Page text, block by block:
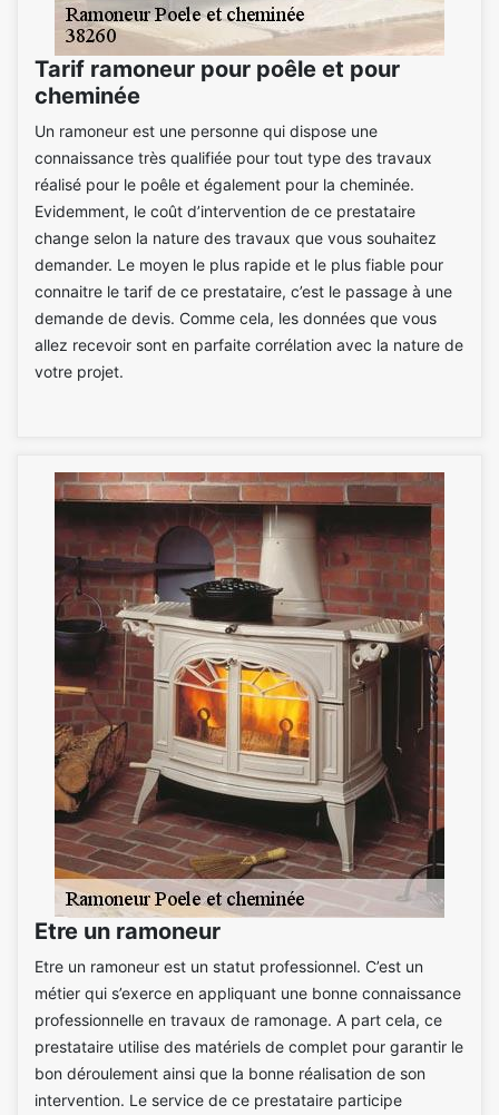
Tarif ramoneur pour poêle et pour
cheminée
Un ramoneur est une personne qui dispose une
connaissance très qualifiée pour tout type des travaux
réalisé pour le poêle et également pour la cheminée.
Evidemment, le coût d’intervention de ce prestataire
change selon la nature des travaux que vous souhaitez
demander. Le moyen le plus rapide et le plus fiable pour
connaitre le tarif de ce prestataire, c’est le passage à une
demande de devis. Comme cela, les données que vous
allez recevoir sont en parfaite corrélation avec la nature de
votre projet.
Etre un ramoneur
Etre un ramoneur est un statut professionnel. C’est un
métier qui s’exerce en appliquant une bonne connaissance
professionnelle en travaux de ramonage. A part cela, ce
prestataire utilise des matériels de complet pour garantir le
bon déroulement ainsi que la bonne réalisation de son
intervention. Le service de ce prestataire participe